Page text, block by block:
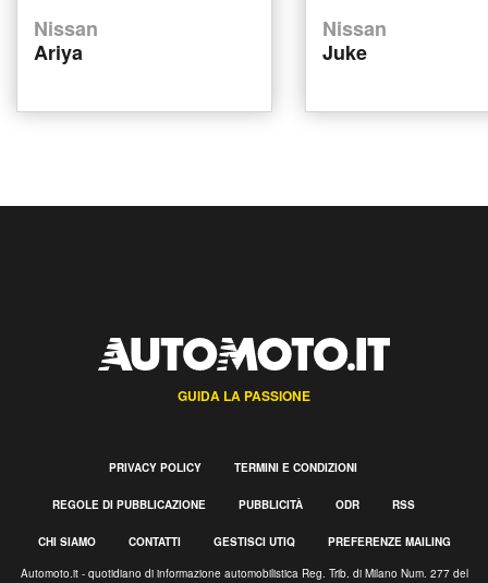
Nissan
Ariya
Nissan
Juke
GUIDA LA PASSIONE
PRIVACY POLICY TERMINI E CONDIZIONI
REGOLE DI PUBBLICAZIONE PUBBLICITÀ ODR RSS
CHI SIAMO CONTATTI GESTISCI UTIQ PREFERENZE MAILING
Automoto.it - quotidiano di informazione automobilistica Reg. Trib. di Milano Num. 277 del